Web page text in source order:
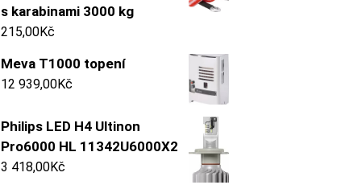
s karabinami 3000 kg
215,00Kč
Meva T1000 topení
12 939,00Kč
Philips LED H4 Ultinon
Pro6000 HL 11342U6000X2
3 418,00Kč